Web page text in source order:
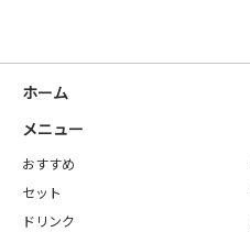
ホーム
メニュー
おすすめ
セット
ドリンク